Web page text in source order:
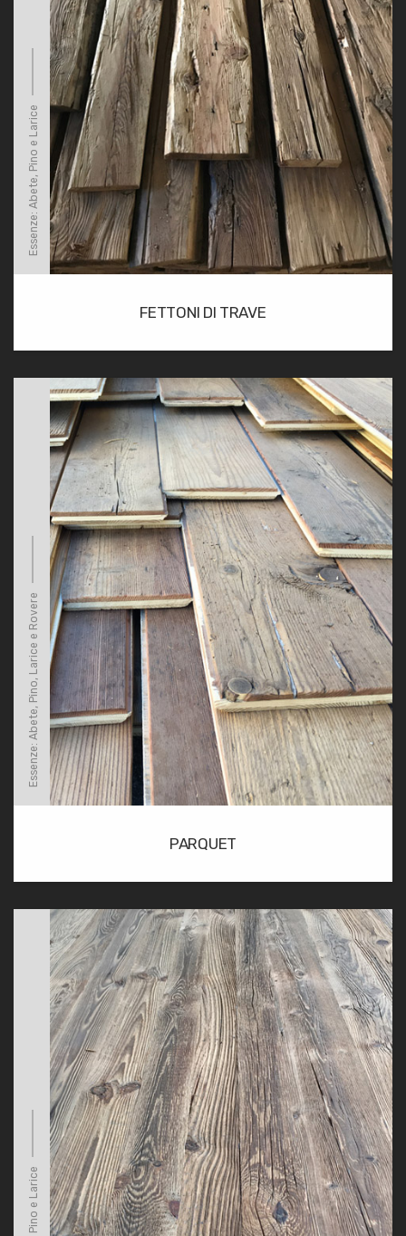
Essenze: Abete, Pino e Larice
FETTONI DI TRAVE
Essenze: Abete, Pino, Larice e Rovere
PARQUET